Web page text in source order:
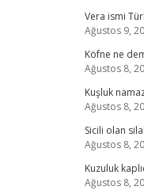
Vera ismi
Ağustos 9,
Köfne ne
Ağustos 8,
Kuşluk
Ağustos 8,
Sicili olan
Ağustos 8,
Kuzuluk
Ağustos 8,